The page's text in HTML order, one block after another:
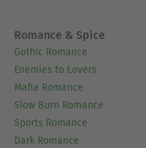
Romance & Spice
Gothic Romance
Enemies to Lovers
Mafia Romance
Slow Burn Romance
Sports Romance
Dark Romance